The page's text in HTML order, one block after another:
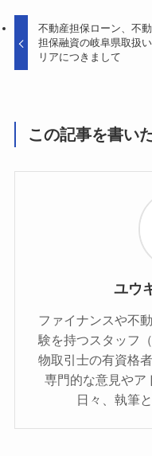
不動産担保ローン、不
担保融資の岐阜県取扱
リアにつきまして
この記事を書い
ユウ
ファイナンスや不
験を持つスタッフ
物取引士の有資格
専門的な意見やア
日々、執筆